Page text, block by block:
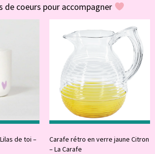
de coeurs pour accompagner
de toi –
Carafe rétro en verre jaune Citron
– La Carafe